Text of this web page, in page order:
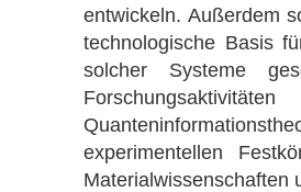
entwickeln. Außerdem
technologische Basis
solcher Systeme
experimentellen
Materialwissenschaften